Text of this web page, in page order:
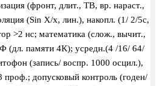
(фронт, длит., ТВ, вр. нараст.,
(Sin X/х, лин.), накопл. (1/ 2/5с,
>2 нс; математика (слож., вычит.,
(дл. памяти 4К); усредн.(4 /16/ 64/
(запись/ воспр. 1000 осцил.),
проф.; допусковый контроль (годен/